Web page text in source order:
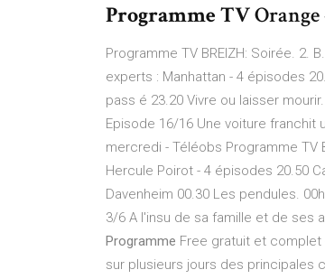
Programme TVOrange
Programme TV BREIZH: Soirée. 2.
experts : Manhattan - 4 épisodes
pass é 23.20 Vivre ou laisser
Episode 16/16 Une voiture
mercredi - Téléobs Programme TV
Hercule Poirot - 4 épisodes 20.50
Davenheim 00.30 Les pendules.
3/6 A l'insu de sa famille et de ses
Programme Free gratuit et complet
sur plusieurs jours des principales